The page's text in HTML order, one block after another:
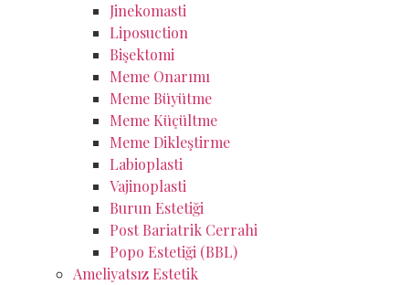
Jinekomasti
Liposuction
Bişektomi
Meme Onarımı
Meme Büyütme
Meme Küçültme
Meme Dikleştirme
Labioplasti
Vajinoplasti
Burun Estetiği
Post Bariatrik Cerrahi
Popo Estetiği (BBL)
Ameliyatsız Estetik